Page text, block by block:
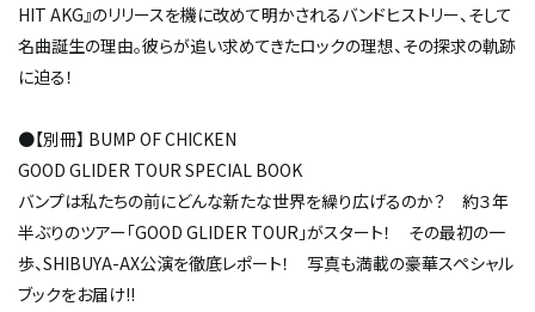
HIT AKG』のリリースを機に改めて明かされるバンドヒストリー、そして
名曲誕生の理由。彼らが追い求めてきたロックの理想、その探求の軌跡
に迫る！
●【別冊】 BUMP OF CHICKEN
GOOD GLIDER TOUR SPECIAL BOOK
バンプは私たちの前にどんな新たな世界を繰り広げるのか？ 約３年
半ぶりのツアー「GOOD GLIDER TOUR」がスタート！ その最初の一
歩、SHIBUYA-AX公演を徹底レポート！ 写真も満載の豪華スペシャル
ブックをお届け!!